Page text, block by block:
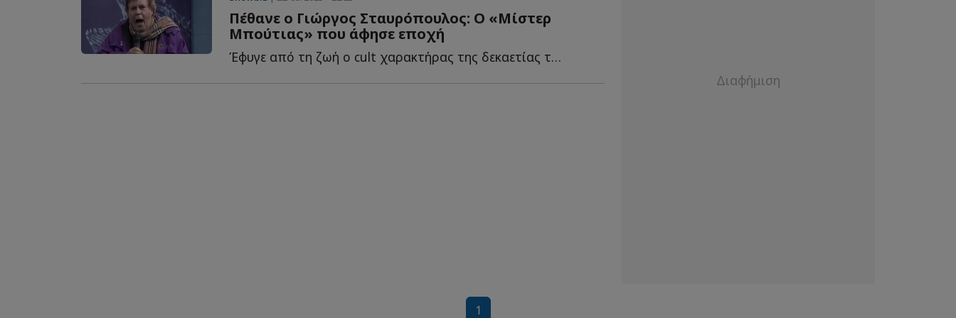
Πέθανε ο Γιώργος Σταυρόπουλος: Ο «Μίστερ
Μπούτιας» που άφησε εποχή
Έφυγε από τη ζωή ο cult χαρακτήρας της δεκαετίας του ’90 π...
1